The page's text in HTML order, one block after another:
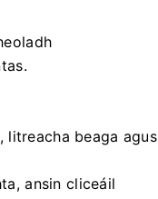
beaga agus
ansin cliceáil